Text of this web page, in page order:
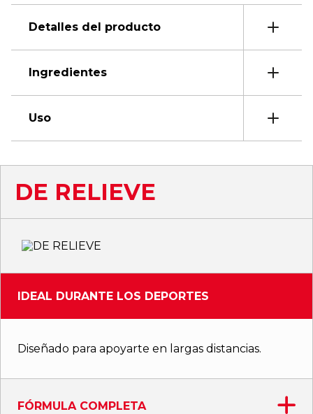
Detalles del producto
Ingredientes
Uso
DE RELIEVE
IDEAL DURANTE LOS DEPORTES
Diseñado para apoyarte en largas distancias.
FÓRMULA COMPLETA